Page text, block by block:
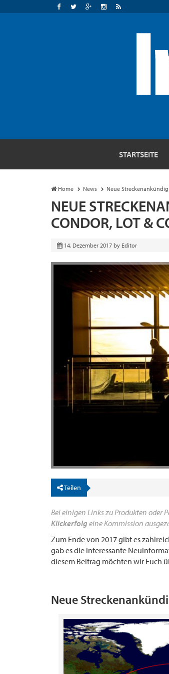
STARTSEITE
Home News Neue
NEUE
CONDOR, LOT &
14. Dezember 2017 by Editor
Teilen
Bei einigen Links zu Produkten oder
Klickerfolg eine Kommission
Zum Ende von 2017 gibt es
gab es die interessante
diesem Beitrag möchten wir Euch
Neue